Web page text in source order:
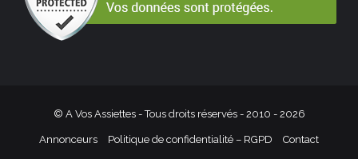
© A Vos Assiettes - Tous droits réservés - 2010 - 2026
Annonceurs Politique de confidentialité – RGPD Contact